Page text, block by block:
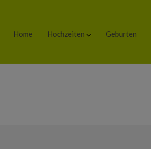
Home Hochzeiten Geburten